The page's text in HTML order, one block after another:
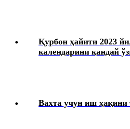
Коллектив шартномалар
Интизомий жазо
Қурбон ҳайити 2023
календарини қандай
Вахта учун иш